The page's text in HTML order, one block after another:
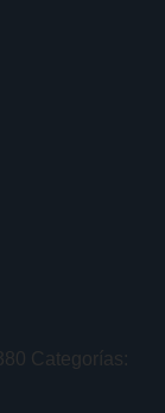
Categorías: